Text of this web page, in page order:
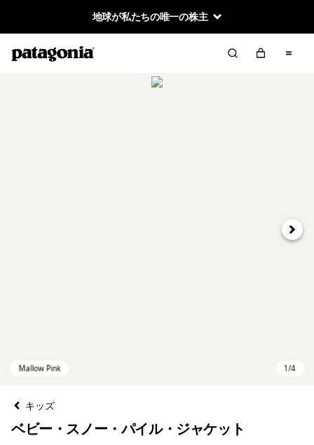
地球が私たちの唯一の株主
次へ
キッズ
ベビー・スノー・パイル・ジャケット